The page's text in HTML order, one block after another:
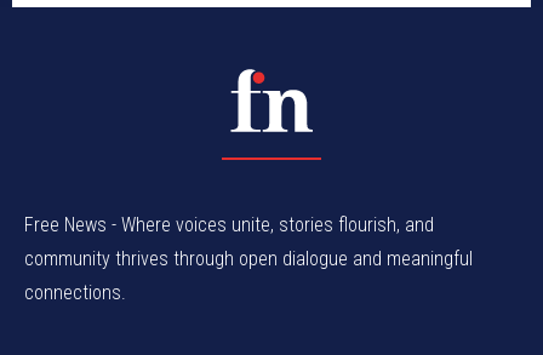
Free News - Where voices unite, stories flourish, and
community thrives through open dialogue and meaningful
connections.